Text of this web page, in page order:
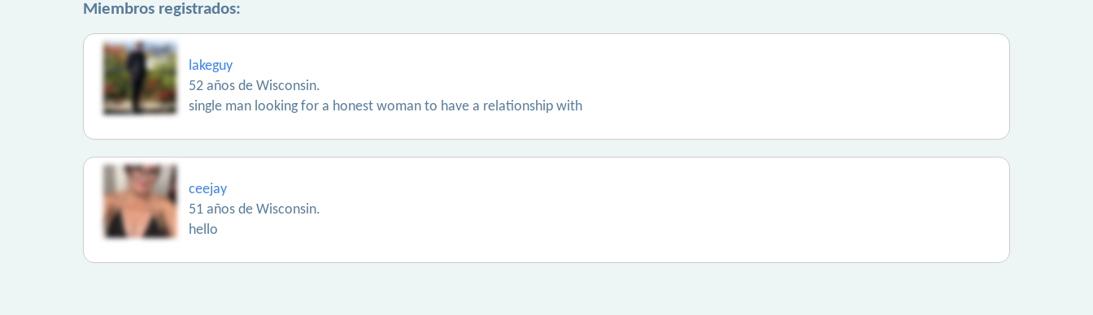
Miembros registrados:
lakeguy
52 años de Wisconsin.
single man looking for a honest woman to have a relationship with
ceejay
51 años de Wisconsin.
hello